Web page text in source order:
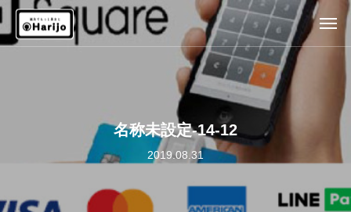
名称未設定-14-12
2019.08.31